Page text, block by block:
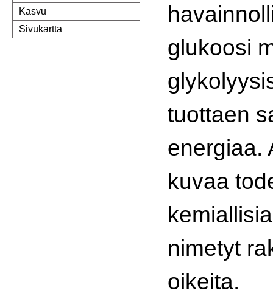
Kasvu
Sivukartta
glukoosi
tuottaen
energiaa.
kuvaa
nimetyt
oikeita.